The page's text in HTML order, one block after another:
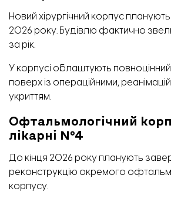
Новий хірургічний корпус планують
2026 року. Будівлю фактично
за рік.
У корпусі облаштують
поверх із операційними,
укриттям.
Офтальмологічний
лікарні №4
До кінця 2026 року планують
реконструкцію окремого
корпусу.